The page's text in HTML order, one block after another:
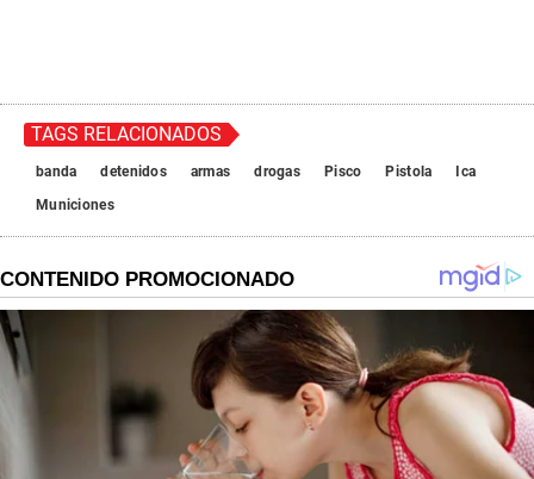
TAGS RELACIONADOS
banda detenidos armas drogas Pisco Pistola
Ica
Municiones